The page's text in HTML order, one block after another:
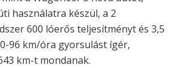
használatra készül, a 2
600 lóerős teljesítményt és 3,5
96 km/óra gyorsulást ígér,
km-t mondanak.